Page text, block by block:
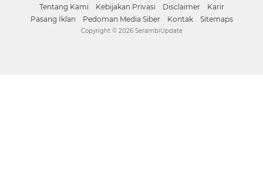
Tentang Kami Kebijakan Privasi Disclaimer
Karir
Pasang Iklan
Pedoman Media Siber Kontak Sitemaps
Copyright © 2026 SerambiUpdate